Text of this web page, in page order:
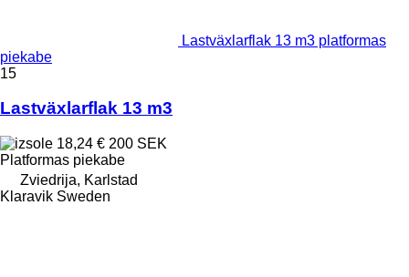
Lastväxlarflak 13 m3 platformas
piekabe
15
Lastväxlarflak 13 m3
18,24 € 200 SEK
Platformas piekabe
Zviedrija, Karlstad
Klaravik Sweden